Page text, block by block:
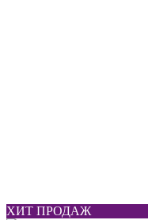
ХИТ ПРОДАЖ